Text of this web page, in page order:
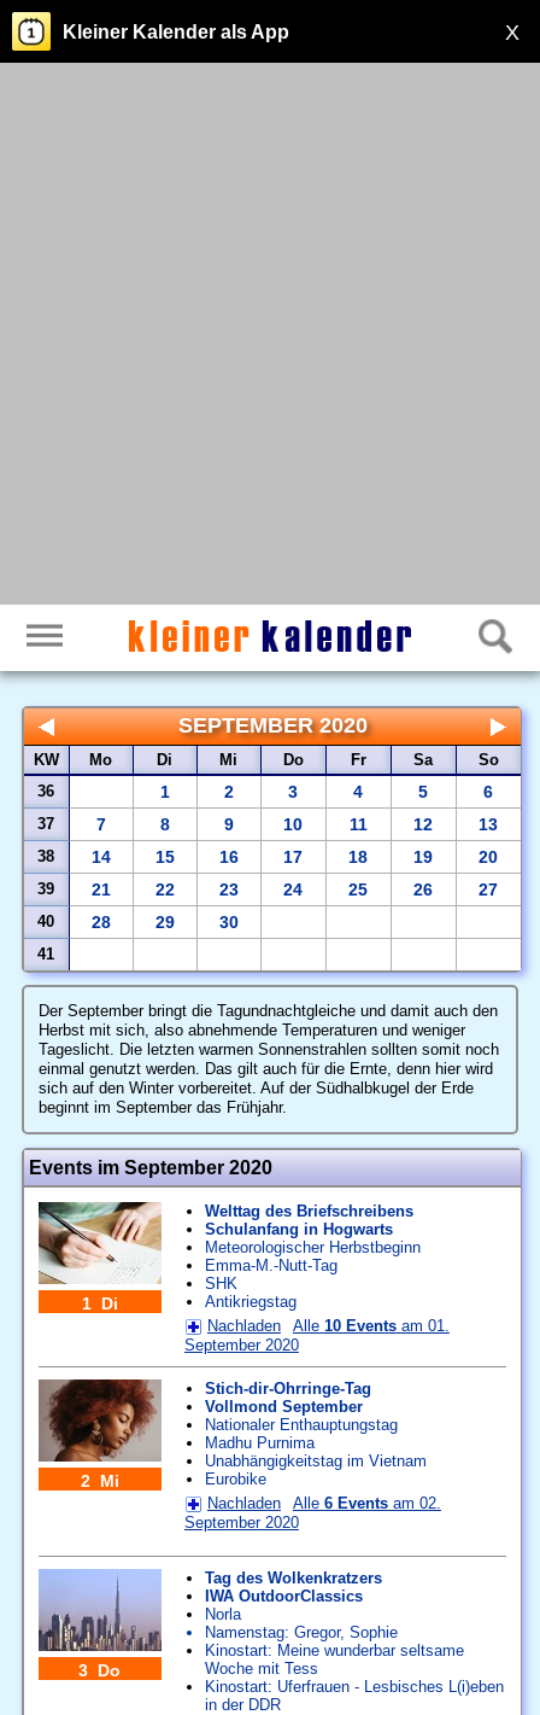
X
Kleiner Kalender als App
SEPTEMBER 2020
KW Mo Di Mi Do Fr Sa
So
36
1 2 3 4 5 6
37 7 8 9 10 11 12 13
38 14 15 16 17 18 19 20
39 21 22 23 24 25 26 27
40 28 29 30
41
Der September bringt die Tagundnachtgleiche und damit auch den
Herbst mit sich, also abnehmende Temperaturen und weniger
Tageslicht. Die letzten warmen Sonnenstrahlen sollten somit noch
einmal genutzt werden. Das gilt auch für die Ernte, denn hier wird
sich auf den Winter vorbereitet. Auf der Südhalbkugel der Erde
beginnt im September das Frühjahr.
Events im September 2020
1 Di
Welttag des Briefschreibens
Schulanfang in Hogwarts
Meteorologischer Herbstbeginn
Emma-M.-Nutt-Tag
SHK
Antikriegstag
Nachladen
Alle 10 Eventsam 01.
September 2020
2 Mi
Stich-dir-Ohrringe-Tag
Vollmond September
Nationaler Enthauptungstag
Madhu Purnima
Unabhängigkeitstag im Vietnam
Eurobike
Nachladen
Alle 6 Eventsam 02.
September 2020
3 Do
Tag des Wolkenkratzers
IWA OutdoorClassics
Norla
Namenstag: Gregor, Sophie
Kinostart: Meine wunderbar seltsame
Woche mit Tess
Kinostart: Uferfrauen - Lesbisches L(i)eben
in der DDR